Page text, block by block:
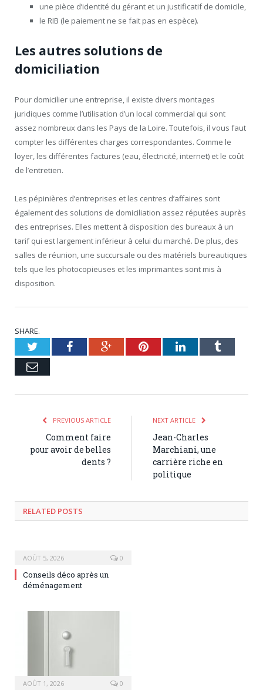
une pièce d’identité du gérant et un justificatif de domicile,
le RIB (le paiement ne se fait pas en espèce).
Les autres solutions de
domiciliation
Pour domicilier une entreprise, il existe divers montages
juridiques comme l’utilisation d’un local commercial qui sont
assez nombreux dans les Pays de la Loire. Toutefois, il vous faut
compter les différentes charges correspondantes. Comme le
loyer, les différentes factures (eau, électricité, internet) et le coût
de l’entretien.
Les pépinières d’entreprises et les centres d’affaires sont
également des solutions de domiciliation assez réputées auprès
des entreprises. Elles mettent à disposition des bureaux à un
tarif qui est largement inférieur à celui du marché. De plus, des
salles de réunion, une succursale ou des matériels bureautiques
tels que les photocopieuses et les imprimantes sont mis à
disposition.
SHARE.
TwitterFacebookGoogle+PinterestLinkedInTumblr
Email
PREVIOUS ARTICLE
Comment faire
pour avoir de belles
dents ?
NEXT ARTICLE
Jean-Charles
Marchiani, une
carrière riche en
politique
RELATED POSTS
AOÛT 5, 2026 0
Conseils déco après un
déménagement
AOÛT 1, 2026 0